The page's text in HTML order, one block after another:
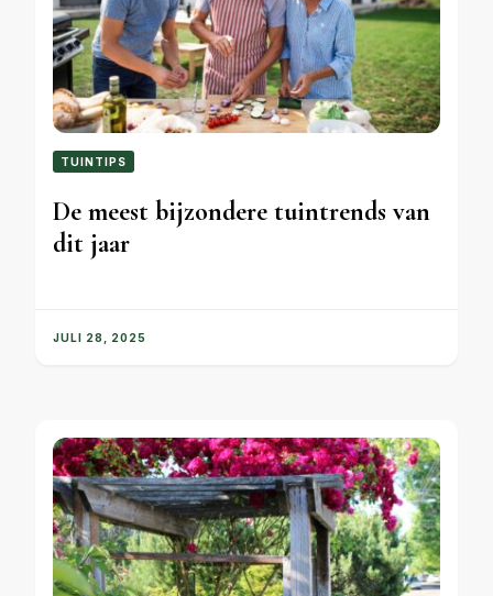
TUINTIPS
De meest bijzondere tuintrends van
dit jaar
JULI 28, 2025